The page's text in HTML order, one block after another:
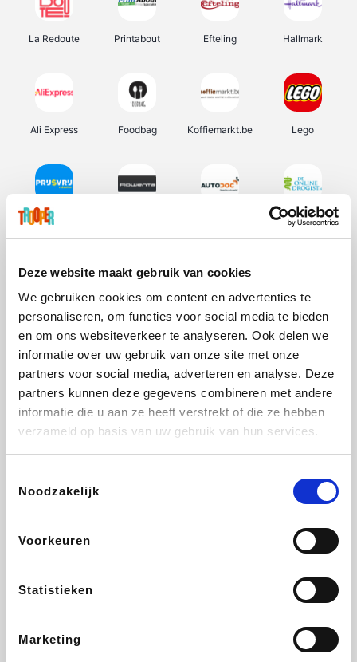
Deze website maakt gebruik van cookies
We gebruiken cookies om content en advertenties te
personaliseren, om functies voor social media te bieden
en om ons websiteverkeer te analyseren. Ook delen we
informatie over uw gebruik van onze site met onze
partners voor social media, adverteren en analyse. Deze
partners kunnen deze gegevens combineren met andere
informatie die u aan ze heeft verstrekt of die ze hebben
verzameld op basis van uw gebruik van hun services.
Noodzakelijk
Voorkeuren
Statistieken
Marketing
La Redoute Printabout Efteling Hallmark
Ali Express Foodbag Koffiemarkt.be Lego
Prijsvrij De Online Drogist
Vidaxl Lampenlicht.be Plopsa Adidas
All Accor
DectDirect
SupraBazar